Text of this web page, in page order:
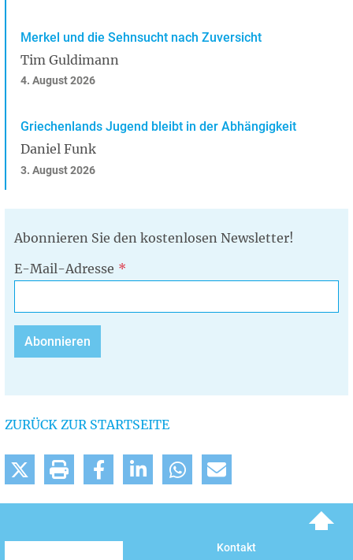
Merkel und die Sehnsucht nach Zuversicht
Tim Guldimann
4. August 2026
Griechenlands Jugend bleibt in der Abhängigkeit
Daniel Funk
3. August 2026
Abonnieren Sie den kostenlosen Newsletter!
E-Mail-Adresse
ZURÜCK ZUR STARTSEITE
Kontakt